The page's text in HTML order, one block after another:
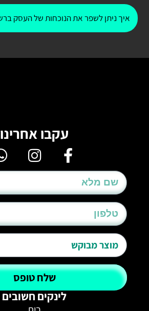
איך ניתן לשפר את הנוכחות של העסק
עקבו אחרינו
שלח טופס
לינקים חשובים